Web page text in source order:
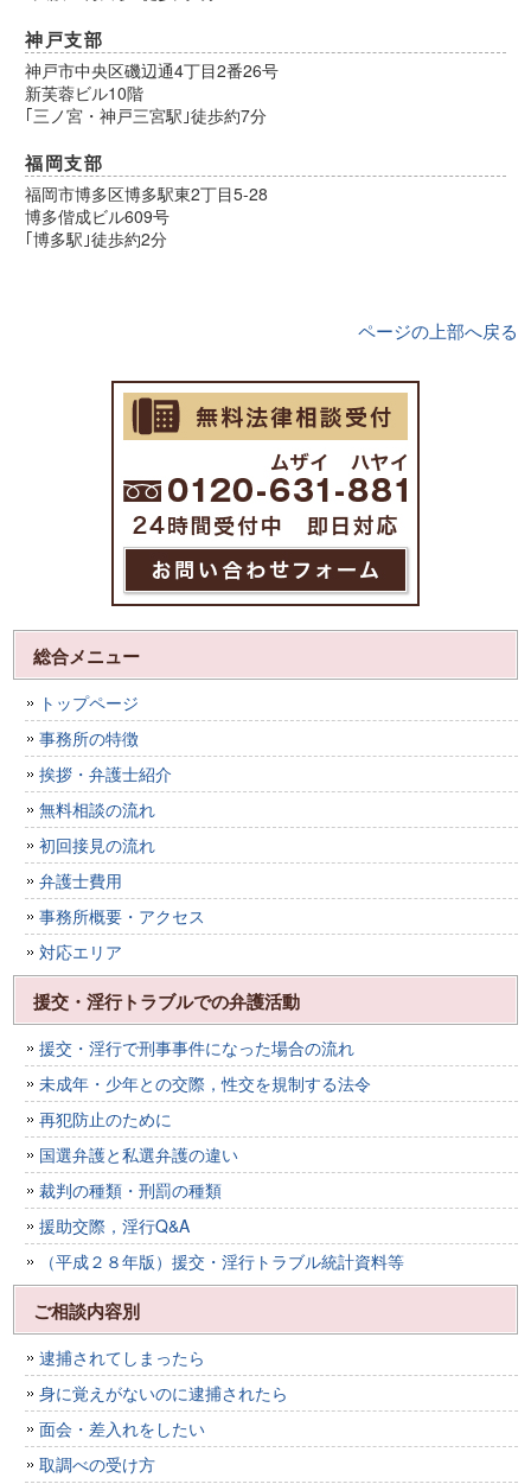
神戸支部
神戸市中央区磯辺通4丁目2番26号
新芙蓉ビル10階
｢三ノ宮・神戸三宮駅｣徒歩約7分
福岡支部
福岡市博多区博多駅東2丁目5-28
博多偕成ビル609号
｢博多駅｣徒歩約2分
ページの上部へ戻る
総合メニュー
トップページ
事務所の特徴
挨拶・弁護士紹介
無料相談の流れ
初回接見の流れ
弁護士費用
事務所概要・アクセス
対応エリア
援交・淫行トラブルでの弁護活動
援交・淫行で刑事事件になった場合の流れ
未成年・少年との交際，性交を規制する法令
再犯防止のために
国選弁護と私選弁護の違い
裁判の種類・刑罰の種類
援助交際，淫行Q&A
（平成２８年版）援交・淫行トラブル統計資料等
ご相談内容別
逮捕されてしまったら
身に覚えがないのに逮捕されたら
面会・差入れをしたい
取調べの受け方